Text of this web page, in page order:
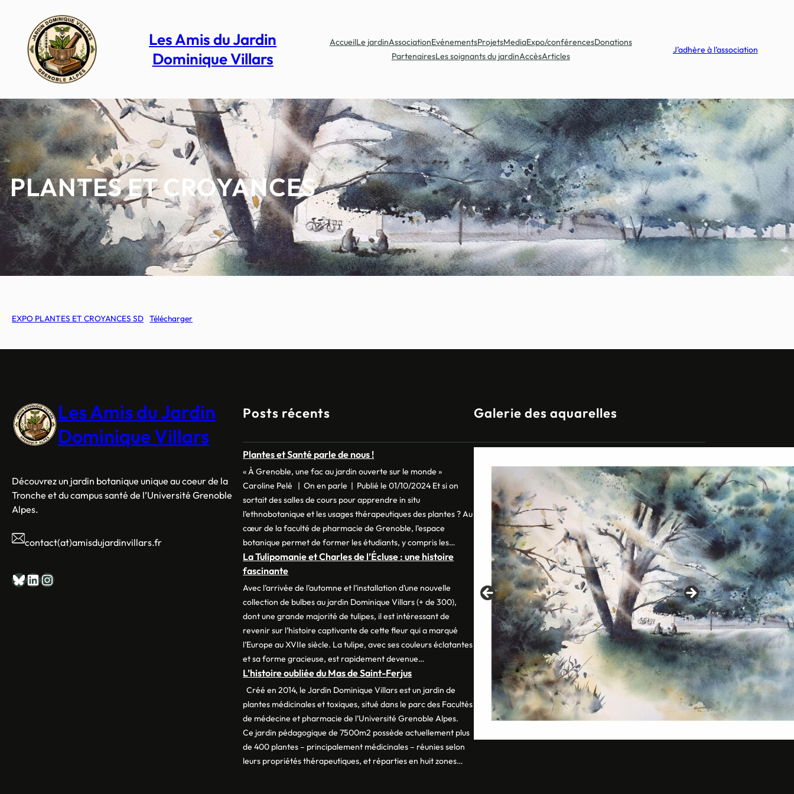
contenu
Les Amis du Jardin
Dominique Villars
AccueilLe jardinAssociationEvénementsProjetsMediaExpo/conférencesDonations
PartenairesLes soignants du jardinAccèsArticles
J’adhère à l’association
PLANTES ET CROYANCES
EXPO PLANTES ET CROYANCES SD Télécharger
Les Amis du Jardin
Dominique Villars
Découvrez un jardin botanique unique au coeur de la
Tronche et du campus santé de l’Université Grenoble
Alpes.
contact(at)amisdujardinvillars.fr
Bluesky LinkedIn Instagram
Posts récents
Plantes et Santé parle de nous !
« À Grenoble, une fac au jardin ouverte sur le monde »
Caroline Pelé | On en parle | Publié le 01/10/2024 Et si on
sortait des salles de cours pour apprendre in situ
l’ethnobotanique et les usages thérapeutiques des plantes ? Au
cœur de la faculté de pharmacie de Grenoble, l’espace
botanique permet de former les étudiants, y compris les…
La Tulipomanie et Charles de l’Écluse : une histoire
fascinante
Avec l’arrivée de l’automne et l’installation d’une nouvelle
collection de bulbes au jardin Dominique Villars (+ de 300),
dont une grande majorité de tulipes, il est intéressant de
revenir sur l’histoire captivante de cette fleur qui a marqué
l’Europe au XVIIe siècle. La tulipe, avec ses couleurs éclatantes
et sa forme gracieuse, est rapidement devenue…
L’histoire oubliée du Mas de Saint-Ferjus
Créé en 2014, le Jardin Dominique Villars est un jardin de
plantes médicinales et toxiques, situé dans le parc des Facultés
de médecine et pharmacie de l’Université Grenoble Alpes.
Ce jardin pédagogique de 7500m2 possède actuellement plus
de 400 plantes – principalement médicinales – réunies selon
leurs propriétés thérapeutiques, et réparties en huit zones…
Galerie des aquarelles